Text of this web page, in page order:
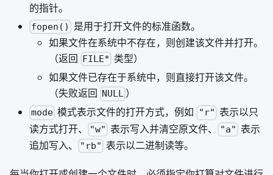
的指针。
fopen()
是用于打开文件的标准函数。
如果文件在系统中不存在，则创建该文件并打开。
（返回 FILE* 类型）
如果文件已存在于系统中，则直接打开该文件。
（失败返回 NULL ）
mode 模式表示文件的打开方式，例如 "r" 表示以只
读方式打开、
"w" 表示写入并清空原文件、 "a" 表示
追加写入、
"rb" 表示以二进制读等。